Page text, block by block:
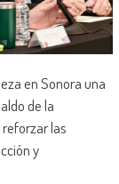
en Sonora una
de la
las
y